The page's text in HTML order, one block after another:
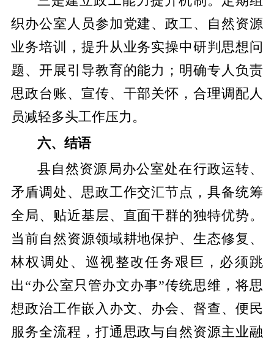
织办公室人员参加党建、政工、自然资源
业务培训，提升从业务实操中研判思想问
题、开展引导教育的能力；明确专人负责
思政台账、宣传、干部关怀，合理调配人
员减轻多头工作压力。
六、结语
县自然资源局办公室处在行政运转、
矛盾调处、思政工作交汇节点，具备统筹
全局、贴近基层、直面干群的独特优势。
当前自然资源领域耕地保护、生态修复、
林权调处、巡视整改任务艰巨，必须跳
出“办公室只管办文办事”传统思维，将思
想政治工作嵌入办文、办会、督查、便民
服务全流程，打通思政与自然资源主业融